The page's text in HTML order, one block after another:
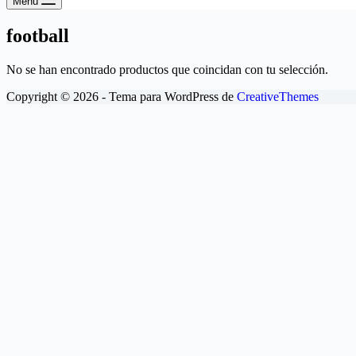
football
No se han encontrado productos que coincidan con tu selección.
Copyright © 2026 - Tema para WordPress de CreativeThemes